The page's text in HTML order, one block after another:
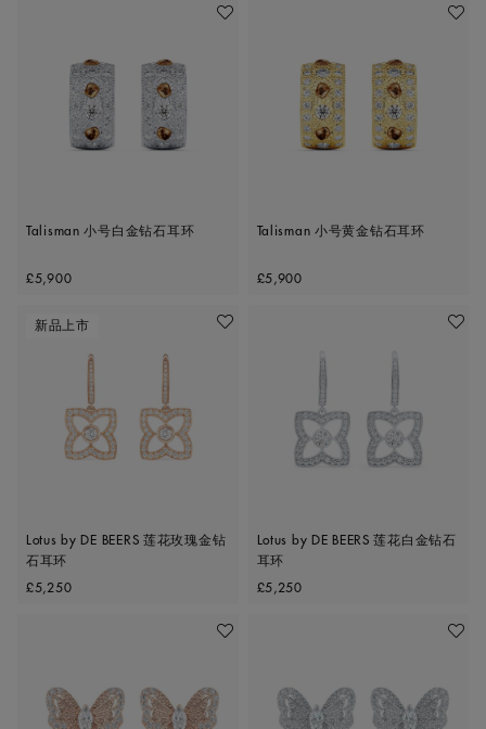
收藏作品
Talisman 小号白金钻石耳环
Original price
£5,900
收藏作
Talisman 小号黄金钻石耳环
Original price
£5,900
新品上市 收藏作品
Lotus by DE BEERS 莲花玫瑰金钻
石耳环
Original price
£5,250
收藏作
Lotus by DE BEERS 莲花白金钻石
耳环
Original price
£5,250
收藏作品 收藏作